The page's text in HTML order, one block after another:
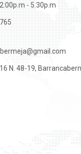
- 5:30p.m
N. 48-19,